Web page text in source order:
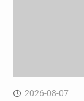
2026-08-07